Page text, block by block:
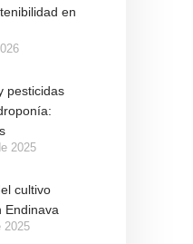
en
pesticidas
2025
cultivo
Endinava
2025